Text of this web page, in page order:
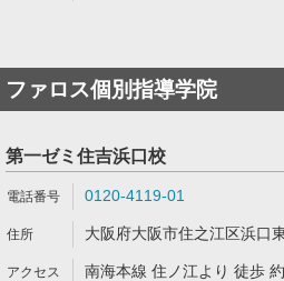
ファロス個別指導学院
第一ゼミ住吉浜口校
0120-4119-01
大阪府大阪市住之江区浜口
南海本線 住ノ江より 徒歩